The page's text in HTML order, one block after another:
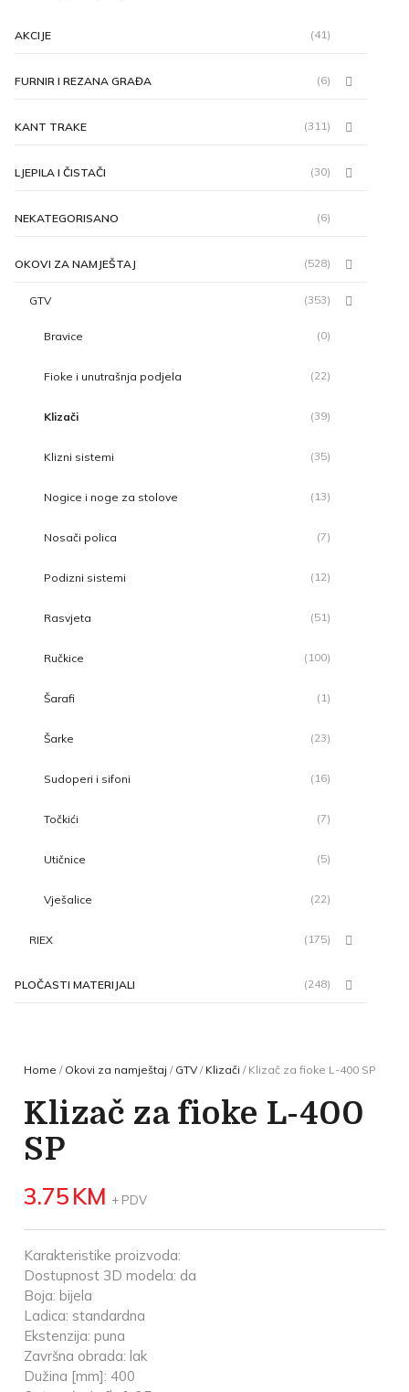
AKCIJE (41)
FURNIR I REZANA GRAĐA (6)
KANT TRAKE (311)
LJEPILA I ČISTAČI (30)
NEKATEGORISANO (6)
OKOVI ZA NAMJEŠTAJ (528)
GTV (353)
Bravice (0)
Fioke i unutrašnja podjela (22)
Klizači (39)
Klizni sistemi (35)
Nogice i noge za stolove (13)
Nosači polica (7)
Podizni sistemi (12)
Rasvjeta (51)
Ručkice (100)
Šarafi (1)
Šarke (23)
Sudoperi i sifoni (16)
Točkići (7)
Utičnice (5)
Vješalice (22)
RIEX (175)
PLOČASTI MATERIJALI (248)
Home / Okovi za namještaj / GTV/ Klizači / Klizač za fioke L-400 SP
Klizač za fioke L-400
SP
3.75KM + PDV
Karakteristike proizvoda:
Dostupnost 3D modela: da
Boja: bijela
Ladica: standardna
Ekstenzija: puna
Završna obrada: lak
Dužina [mm]: 400